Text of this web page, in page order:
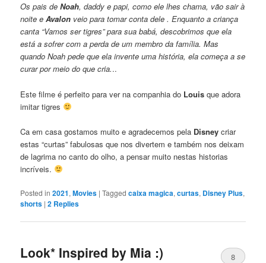
Os pais deNoah, daddy e papi, como ele lhes chama, vão sair à
noite eAvalon veio para tomar conta dele . Enquanto a criança
canta “Vamos ser tigres” para sua babá, descobrimos que ela
está a sofrer com a perda de um membro da família. Mas
quando Noah pede que ela invente uma história, ela começa a se
curar por meio do que cria...
Este filme é perfeito para ver na companhia do Louis que adora
imitar tigres
Ca em casa gostamos muito e agradecemos pela Disneycriar
estas “curtas” fabulosas que nos divertem e também nos deixam
de lagrima no canto do olho, a pensar muito nestas historias
incríveis.
Posted in 2021,Movies |Tagged caixa magica,curtas, Disney Plus,
shorts |2 Replies
Look* Inspired by Mia :) 8